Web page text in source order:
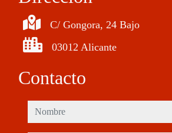
C/ Gongora, 24 Bajo
03012 Alicante
Contacto
nombre